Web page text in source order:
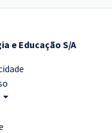
e Educação S/A